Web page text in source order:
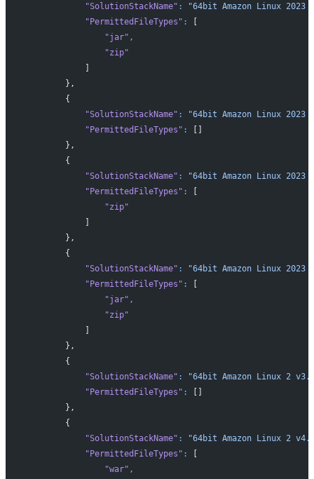
            "SolutionStackName"
:
"64bit Amazon Linux
            "PermittedFileTypes"
:
[
                "jar"
,
                "zip"
            ]
        },
        {
            "SolutionStackName"
:
"64bit Amazon Linux
            "PermittedFileTypes"
:
[]
        },
        {
            "SolutionStackName"
:
"64bit Amazon Linux
            "PermittedFileTypes"
:
[
                "zip"
            ]
        },
        {
            "SolutionStackName"
:
"64bit Amazon Linux
            "PermittedFileTypes"
:
[
                "jar"
,
                "zip"
            ]
        },
        {
            "SolutionStackName"
:
"64bit Amazon Linux 2
            "PermittedFileTypes"
:
[]
        },
        {
            "SolutionStackName"
:
"64bit Amazon Linux 2
            "PermittedFileTypes"
:
[
                "war"
,